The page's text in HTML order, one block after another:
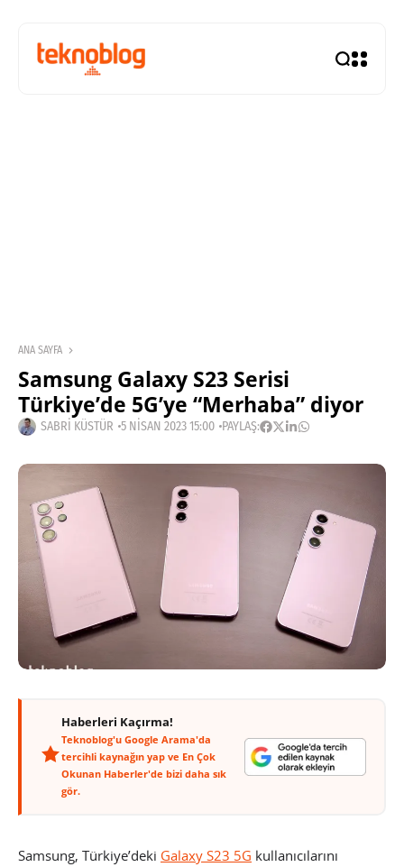
ANA SAYFA
Samsung Galaxy S23 Serisi
Türkiye’de 5G’ye “Merhaba” diyor
SABRI KÜSTÜR 5 NISAN 2023 15:00 PAYLAŞ:
Haberleri Kaçırma!
Teknoblog'u Google Arama'da
tercihli kaynağın yap ve En Çok
Okunan Haberler'de bizi daha sık
gör.
Samsung, Türkiye’deki Galaxy S23 5G kullanıcılarını